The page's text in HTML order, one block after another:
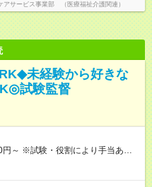
サービス事業部 （医療福祉介護関連）
未経験から好きな
試験監督
給（前払い）オプションあり！】
間ほどで給与の一部を受け取れま